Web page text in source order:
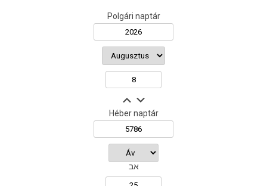
Polgári naptár
Héber naptár
אב